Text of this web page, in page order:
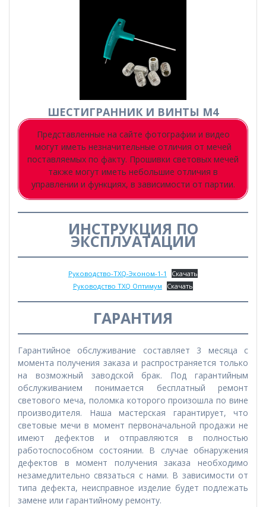
ШЕСТИГРАННИК И ВИНТЫ М4
Представленные на сайте фотографии и видео
могут иметь незначительные отличия от мечей
поставляемых по факту. Прошивки световых мечей
также могут иметь небольшие отличия в
управлении и функциях, в зависимости от партии.
ИНСТРУКЦИЯ ПО
ЭКСПЛУАТАЦИИ
Руководство-TXQ-Эконом-1-1
Скачать
Руководство TXQ Оптимум
Скачать
ГАРАНТИЯ
Гарантийное обслуживание составляет 3 месяца с
момента получения заказа и распространяется только
на возможный заводской брак. Под гарантийным
обслуживанием понимается бесплатный ремонт
светового меча, поломка которого произошла по вине
производителя. Наша мастерская гарантирует, что
световые мечи в момент первоначальной продажи не
имеют дефектов и отправляются в полностью
работоспособном состоянии. В случае обнаружения
дефектов в момент получения заказа необходимо
незамедлительно связаться с нами. В зависимости от
типа дефекта, неисправное изделие будет подлежать
замене или гарантийному ремонту.